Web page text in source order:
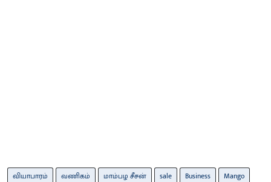
வியாபாரம் வணிகம் மாம்பழ சீசன் sale Business Mango